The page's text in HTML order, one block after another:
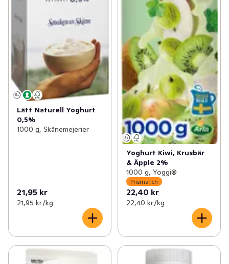
Lätt Naturell Yoghurt
0,5%
1000 g, Skånemejerier
21,95 kr
21,95 kr /kg
Yoghurt Kiwi, Krusbär
& Äpple 2%
1000 g, Yoggi®
Prismatch
22,40 kr
22,40 kr /kg